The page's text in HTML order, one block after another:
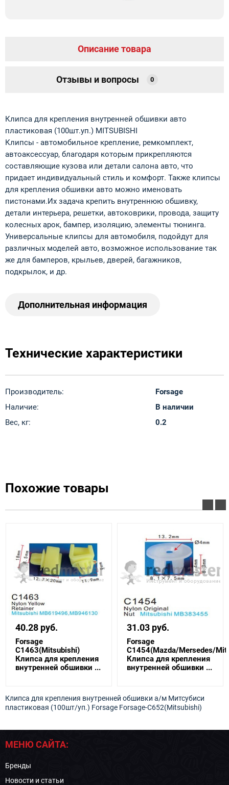
Описание товара
Отзывы и вопросы 0
Клипса для крепления внутренней обшивки авто
пластиковая (100шт.уп.) MITSUBISHI
Клипсы - автомобильное крепление, ремкомплект,
автоаксессуар, благодаря которым прикрепляются
составляющие кузова или детали салона авто, что
придает индивидуальный стиль и комфорт. Также клипсы
для крепления обшивки авто можно именовать
пистонами.Их задача крепить внутреннюю обшивку,
детали интерьера, решетки, автоковрики, провода, защиту
колесных арок, бампер, изоляцию, элементы тюнинга.
Универсальные клипсы для автомобиля, подойдут для
различных моделей авто, возможное использование так
же для бамперов, крыльев, дверей, багажников,
подкрылок, и др.
Дополнительная информация
Технические характеристики
Производитель:
Forsage
Наличие:
В наличии
Вес, кг:
0.2
Похожие товары
40.28 руб.
Forsage
C1463(Mitsubishi)
Клипса для крепления
внутренней обшивки ...
31.03 руб.
Forsage
C1454(Mazda/Mersedes/
Клипса для крепления
внутренней обшивки ...
Клипса для крепления внутренней обшивки а/м Митсубиси
пластиковая (100шт/уп.) Forsage Forsage-C652(Mitsubishi)
МЕНЮ САЙТА:
Бренды
Новости и статьи